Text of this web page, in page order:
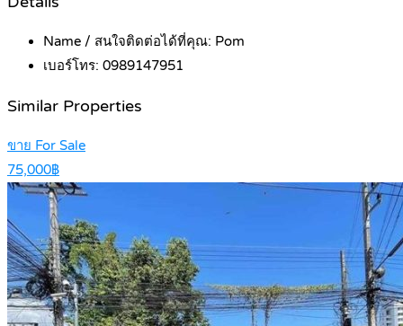
Name / สนใจติดต่อได้ที่คุณ: Pom
เบอร์โทร: 0989147951
Similar Properties
ขาย For Sale
75,000฿